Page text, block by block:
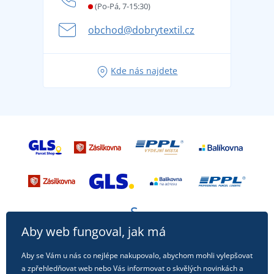
Letní dobrodružství začíná balením aneb připravte
se na dovolenou bez starostí
Tipy na svěží outfity pro pohodové léto
(Po-Pá, 7-15:30)
obchod@dobrytextil.cz
Kde nás najdete
Aby web fungoval, jak má
Aby se Vám u nás co nejlépe nakupovalo, abychom mohli vylepšovat
a zpřehledňovat web nebo Vás informovat o skvělých novinkách a